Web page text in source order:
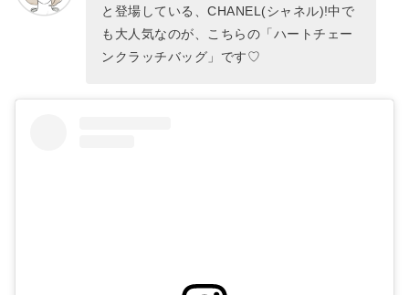
と登場している、CHANEL(シャネル)!中で
も大人気なのが、こちらの「ハートチェー
ンクラッチバッグ」です♡